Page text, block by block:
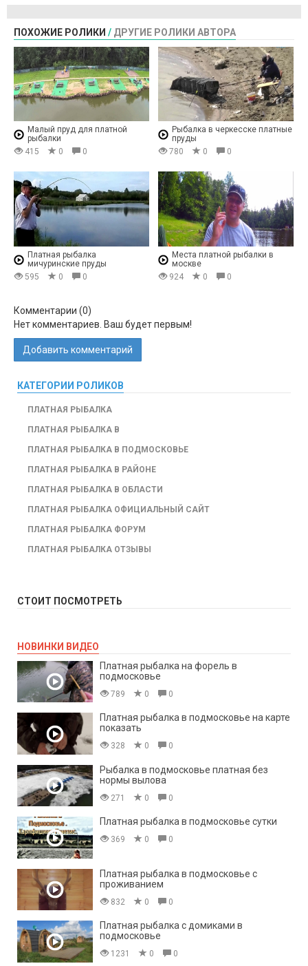
ПОХОЖИЕ РОЛИКИ / ДРУГИЕ РОЛИКИ АВТОРА
Малый пруд для платной
рыбалки
415
0 0
Рыбалка в черкесске платные
пруды
780
0 0
Платная рыбалка
мичуринские пруды
595
0 0
Места платной рыбалки в
москве
924
0 0
Комментарии (0)
Нет комментариев. Ваш будет первым!
Добавить комментарий
КАТЕГОРИИ РОЛИКОВ
ПЛАТНАЯ РЫБАЛКА
ПЛАТНАЯ РЫБАЛКА В
ПЛАТНАЯ РЫБАЛКА В ПОДМОСКОВЬЕ
ПЛАТНАЯ РЫБАЛКА В РАЙОНЕ
ПЛАТНАЯ РЫБАЛКА В ОБЛАСТИ
ПЛАТНАЯ РЫБАЛКА ОФИЦИАЛЬНЫЙ САЙТ
ПЛАТНАЯ РЫБАЛКА ФОРУМ
ПЛАТНАЯ РЫБАЛКА ОТЗЫВЫ
СТОИТ ПОСМОТРЕТЬ
НОВИНКИ ВИДЕО
Платная рыбалка на форель в
подмосковье
789 0 0
Платная рыбалка в подмосковье на карте
показать
328 0 0
Рыбалка в подмосковье платная без
нормы вылова
271 0 0
Платная рыбалка в подмосковье сутки
369 0 0
Платная рыбалка в подмосковье с
проживанием
832 0 0
Платная рыбалка с домиками в
подмосковье
1231 0 0